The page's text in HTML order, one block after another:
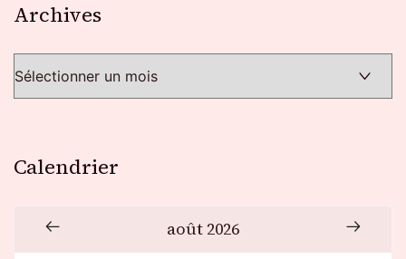
Archives
Calendrier
août 2026